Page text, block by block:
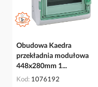
Obudowa Kaedra
przekładnia modułowa
448x280mm 1...
Kod 1076192